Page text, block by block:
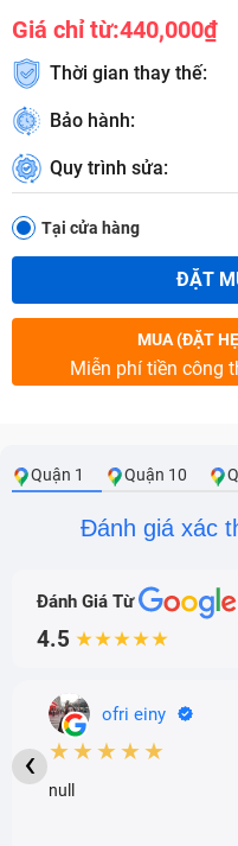
Giá chỉ từ:440,000₫
Thời gian thay thế:
Bảo hành:
Quy trình sửa:
Tại cửa hàng
ĐẶT
MUA (ĐẶT
Miễn phí tiền công
Quận 1 Quận 10
Đánh giá xác
Đánh Giá Từ
4.5 ★★★★★
ofri einy
★★★★★
null
‹